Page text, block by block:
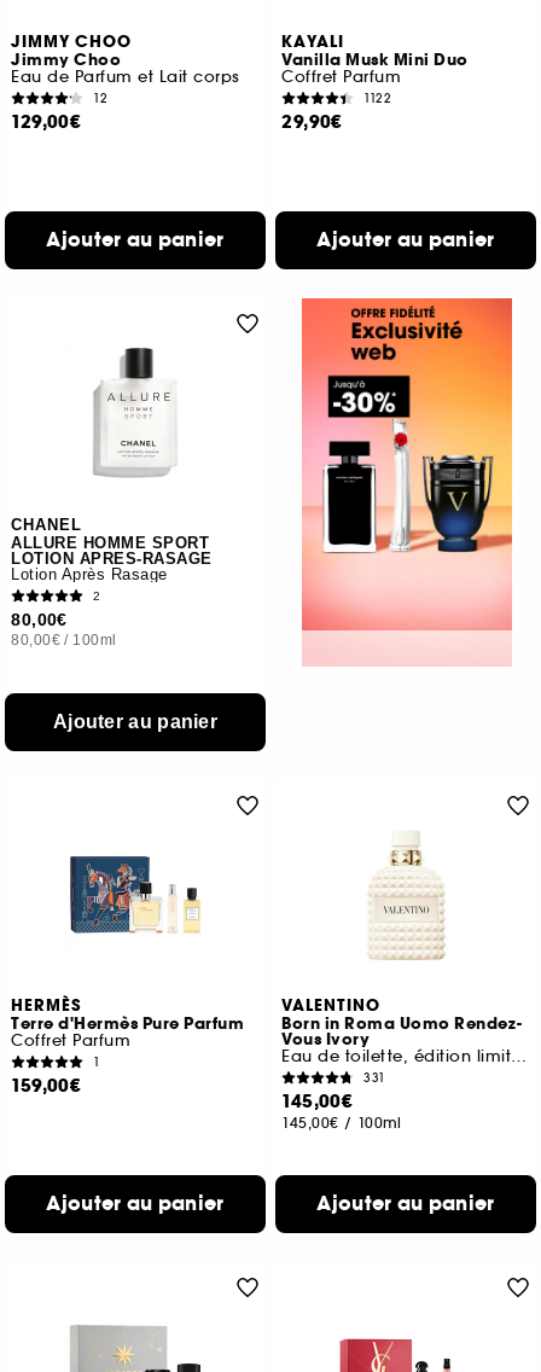
JIMMY CHOO
Jimmy Choo
Eau de Parfum et Lait corps
12
129,00€
Ajouter au panier
KAYALI
Vanilla Musk Mini Duo
Coffret Parfum
1122
29,90€
Ajouter au panier
CHANEL
ALLURE HOMME SPORT
LOTION APRES-RASAGE
Lotion Après Rasage
2
80,00€
80,00€ / 100ml
Ajouter au panier
HERMÈS
Terre d'Hermès Pure Parfum
Coffret Parfum
1
159,00€
Ajouter au panier
VALENTINO
Born in Roma Uomo Rendez-
Vous Ivory
Eau de toilette, édition limitée
331
145,00€
145,00€ / 100ml
Ajouter au panier